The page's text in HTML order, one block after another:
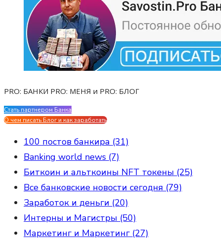
PRO: БАНКИ PRO: МЕНЯ и PRO: БЛОГ
Стать партнером Банка
О чем писать Блог и как заработать
100 постов банкира (31)
Banking world news (7)
Биткоин и альткоины NFT токены (25)
Все банковские новости сегодня (79)
Заработок и деньги (20)
Интерны и Магистры (50)
Маркетинг и Маркетинг (27)